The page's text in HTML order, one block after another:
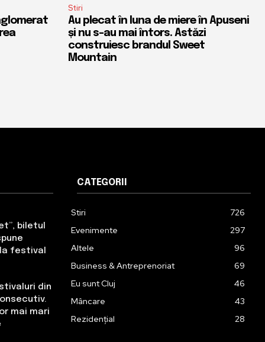
Stiri
Au plecat în luna de miere în Apuseni
și nu s-au mai întors. Astăzi
construiesc brandul Sweet
Mountain
biletul
festival
din
mai mari
CATEGORII
Stiri
726
Evenimente
297
Altele
96
Business & Antreprenoriat
69
Eu sunt Cluj
46
Mâncare
43
Rezidențial
28